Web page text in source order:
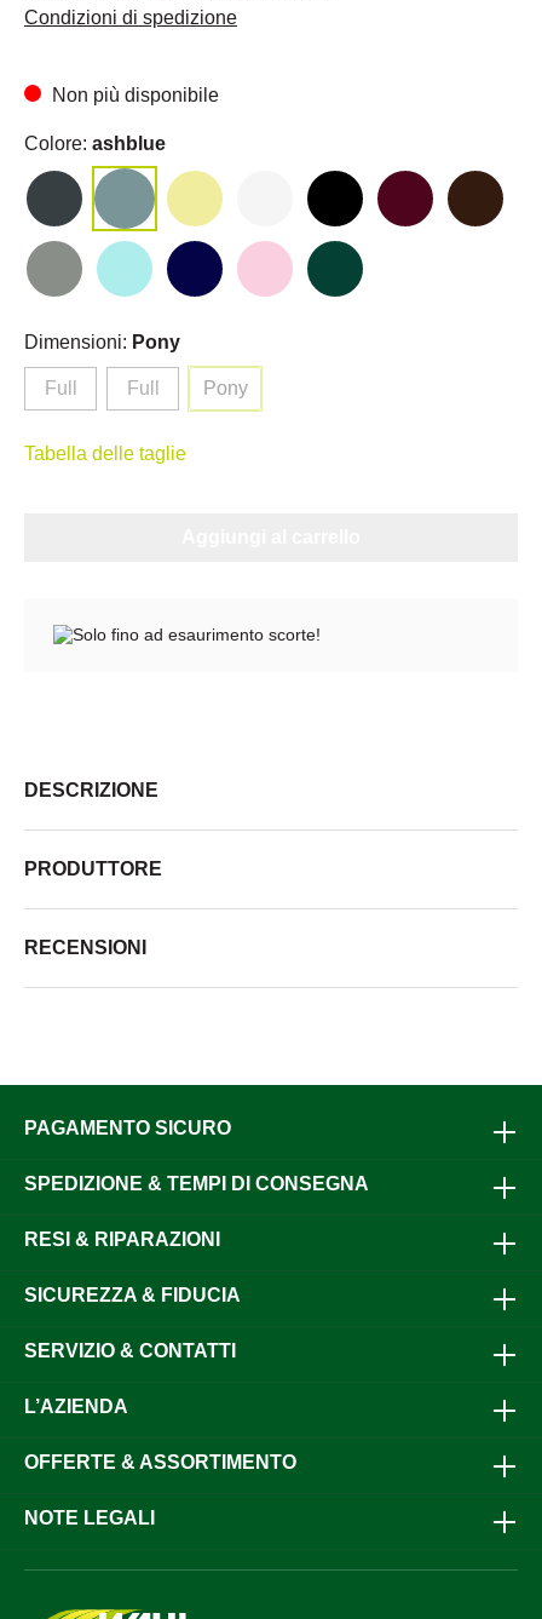
Condizioni di spedizione
Non più disponibile
Colore: ashblue
Dimensioni: Pony
Full Full Pony
Tabella delle taglie
Solo fino ad esaurimento scorte!
DESCRIZIONE
PRODUTTORE
RECENSIONI
PAGAMENTO SICURO
SPEDIZIONE & TEMPI DI CONSEGNA
RESI & RIPARAZIONI
SICUREZZA & FIDUCIA
SERVIZIO & CONTATTI
L’AZIENDA
OFFERTE & ASSORTIMENTO
NOTE LEGALI